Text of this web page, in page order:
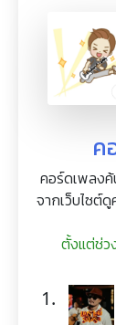
ค
คอร์ดเพลง
จากเว็บไซต์
ตั้งแต่ช่ว
1.